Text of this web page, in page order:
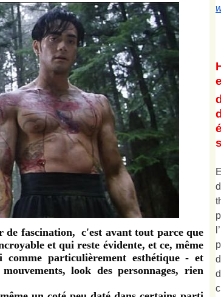
fascination, c'est avant tout parce que
et qui reste évidente, et ce, même
particulièrement esthétique - et
look des personnages, rien